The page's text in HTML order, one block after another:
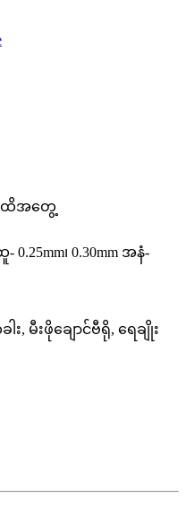
အထိအတွေ့
၊ 0.30mm အနံ-
မီးဖိုချောင်ဗီရို, ရေချိုး